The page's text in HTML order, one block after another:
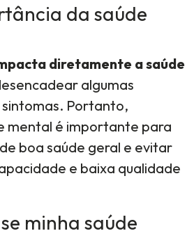
da saúde
diretamente a saúde
algumas
Portanto,
mental é importante para
boa saúde geral e evitar
e baixa qualidade
minha saúde